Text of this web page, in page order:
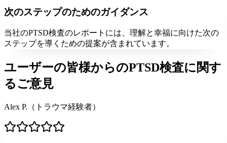
次のステップのためのガイダンス
当社のPTSD検査のレポートには、理解と幸福に向けた次の
ステップを導くための提案が含まれています。
ユーザーの皆様からのPTSD検査に関す
るご意見
Alex P.（トラウマ経験者）